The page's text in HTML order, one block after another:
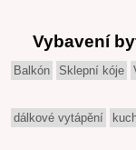
Vybavení
Balkón Sklepní kóje
dálkové vytápění